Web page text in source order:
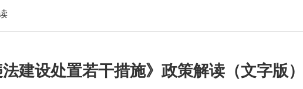
法建设处置若干措施》政策解读（文字版）